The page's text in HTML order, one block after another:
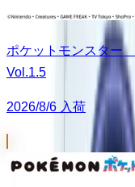
ポケットモンスタ
Vol.1.5
2026/8/6 入荷